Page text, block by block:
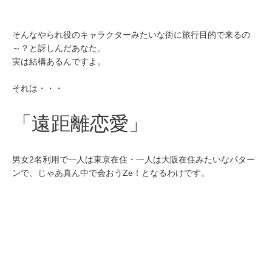
そんなやられ役のキャラクターみたいな街に旅行目的で来るの
～？と訝しんだあなた。
実は結構あるんですよ。
それは・・・
「遠距離恋愛」
男女2名利用で一人は東京在住・一人は大阪在住みたいなパター
ンで、じゃあ真ん中で会おうZe！となるわけです。